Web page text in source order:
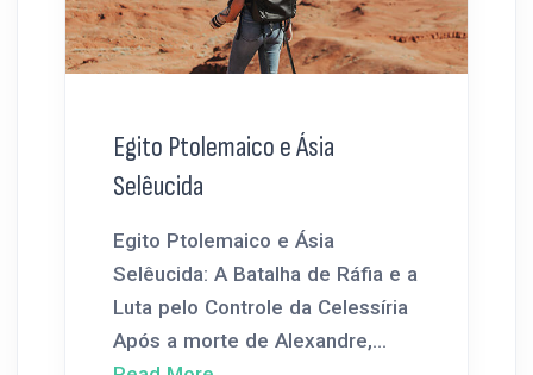
Egito Ptolemaico e Ásia
Selêucida
Egito Ptolemaico e Ásia
Selêucida: A Batalha de Ráfia e a
Luta pelo Controle da Celessíria
Após a morte de Alexandre,...